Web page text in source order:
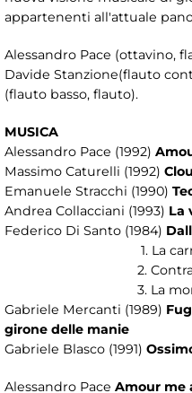
appartenenti all'attuale
Alessandro Pace (ottavino,
Davide Stanzione(flauto
(flauto basso, flauto).
MUSICA
Alessandro Pace (1992)
Massimo Caturelli (1992)
Emanuele Stracchi (1990)
Andrea Collacciani (1993) La
Federico Di Santo (1984)
1. La
2.
3. La morte
Gabriele Mercanti (1989)
girone delle manie
Gabriele Blasco (1991)
Alessandro Pace Amour me